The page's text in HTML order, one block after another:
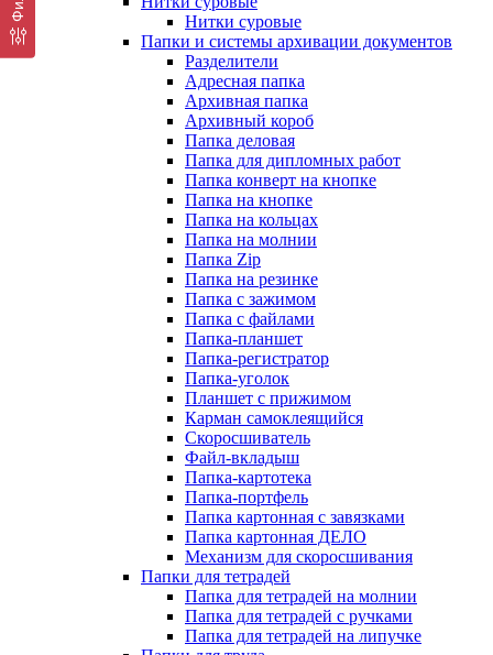
Нитки суровые
Папки и системы архивации документов
Разделители
Адресная папка
Архивная папка
Архивный короб
Папка деловая
Папка для дипломных работ
Папка конверт на кнопке
Папка на кнопке
Папка на кольцах
Папка на молнии
Папка Zip
Папка на резинке
Папка с зажимом
Папка с файлами
Папка-планшет
Папка-регистратор
Папка-уголок
Планшет с прижимом
Карман самоклеящийся
Скоросшиватель
Файл-вкладыш
Папка-картотека
Папка-портфель
Папка картонная с завязками
Папка картонная ДЕЛО
Механизм для скоросшивания
Папки для тетрадей
Папка для тетрадей на молнии
Папка для тетрадей с ручками
Папка для тетрадей на липучке